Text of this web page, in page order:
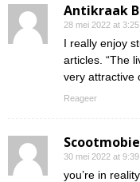
Antikraak
28 mei 2022 at
I really enjoy
articles. “The
very attractive
Reageer
30 mei 2022 at
you’re in